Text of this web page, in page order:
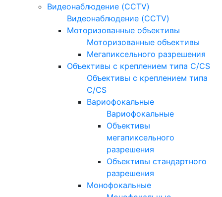
Видеонаблюдение (CCTV)
Видеонаблюдение (CCTV)
Моторизованные объективы
Моторизованные объективы
Мегапиксельного разрешения
Объективы с креплением типа C/CS
Объективы с креплением типа
C/CS
Вариофокальные
Вариофокальные
Объективы
мегапиксельного
разрешения
Объективы стандартного
разрешения
Монофокальные